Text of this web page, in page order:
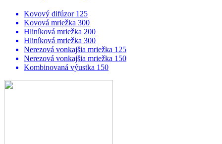
Kovový difúzor 125
Kovová mriežka 300
Hliníková mriežka 200
Hliníková mriežka 300
Nerezová vonkajšia mriežka 125
Nerezová vonkajšia mriežka 150
Kombinovaná výustka 150